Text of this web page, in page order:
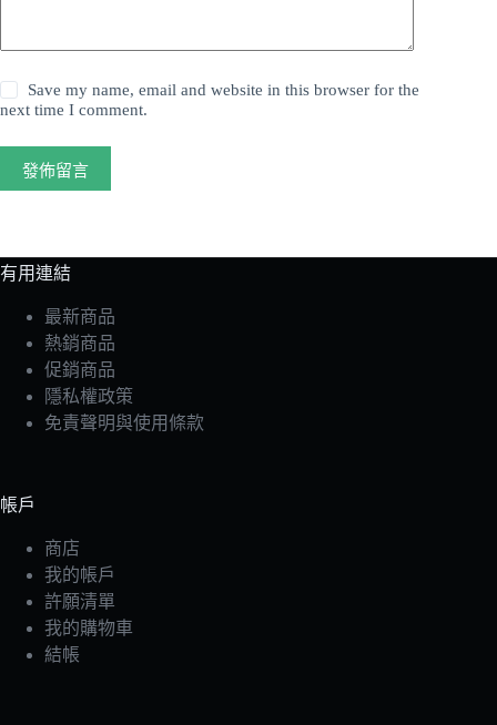
Save my name, email and website in this browser for the
next time I comment.
發佈留言
有用連結
最新商品
熱銷商品
促銷商品
隱私權政策
免責聲明與使用條款
帳戶
商店
我的帳戶
許願清單
我的購物車
結帳